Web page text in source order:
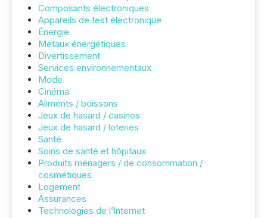
Composants électroniques
Appareils de test électronique
Énergie
Métaux énergétiques
Divertissement
Services environnementaux
Mode
Cinéma
Aliments / boissons
Jeux de hasard / casinos
Jeux de hasard / loteries
Santé
Soins de santé et hôpitaux
Produits ménagers / de consommation /
cosmétiques
Logement
Assurances
Technologies de l’Internet